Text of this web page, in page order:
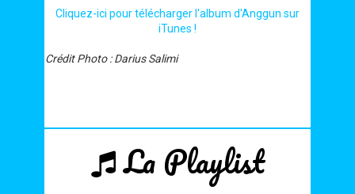
Cliquez-ici pour télécharger l'album d'Anggun sur
iTunes !
Crédit Photo : Darius Salimi
La Playlist